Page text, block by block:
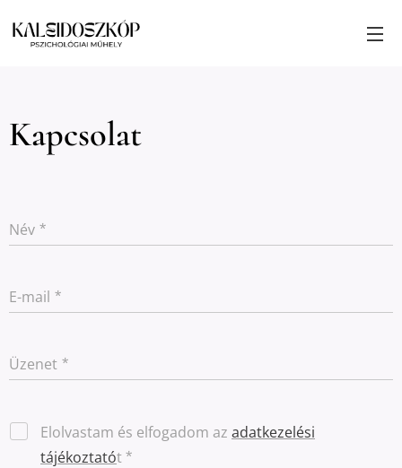
Kapcsolat
Név
E-mail
Üzenet
Elolvastam és elfogadom az adatkezelési
tájékoztatót